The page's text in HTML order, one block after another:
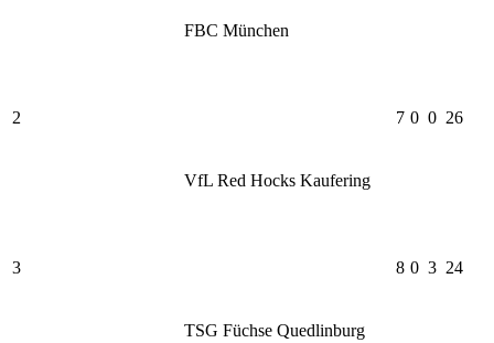
FBC München
2
VfL Red Hocks Kaufering
7 0 0 26
3
TSG Füchse Quedlinburg
8 0 3 24